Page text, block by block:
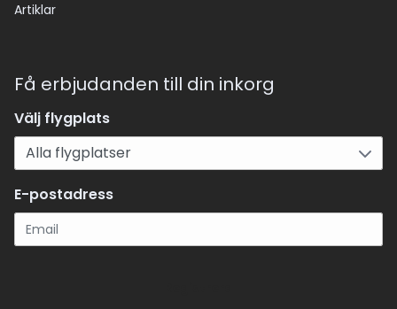
Artiklar
Få erbjudanden till din inkorg
Välj flygplats
E-postadress